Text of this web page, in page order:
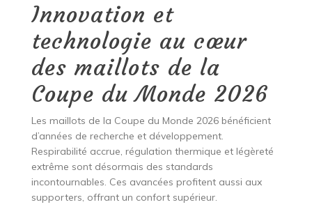
Innovation et
technologie au cœur
des maillots de la
Coupe du Monde 2026
Les maillots de la Coupe du Monde 2026 bénéficient
d’années de recherche et développement.
Respirabilité accrue, régulation thermique et légèreté
extrême sont désormais des standards
incontournables. Ces avancées profitent aussi aux
supporters, offrant un confort supérieur.